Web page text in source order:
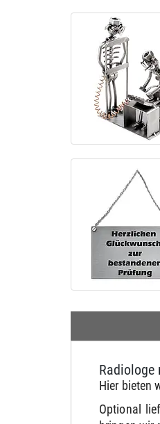
Radiologe
Hier bieten
Optional